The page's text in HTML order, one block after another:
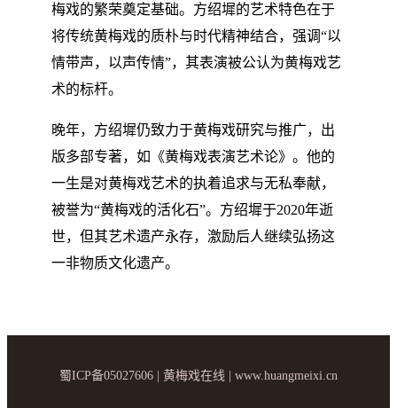
梅戏的繁荣奠定基础。方绍墀的艺术特色在于
将传统黄梅戏的质朴与时代精神结合，强调“以
情带声，以声传情”，其表演被公认为黄梅戏艺
术的标杆。
晚年，方绍墀仍致力于黄梅戏研究与推广，出
版多部专著，如《黄梅戏表演艺术论》。他的
一生是对黄梅戏艺术的执着追求与无私奉献，
被誉为“黄梅戏的活化石”。方绍墀于2020年逝
世，但其艺术遗产永存，激励后人继续弘扬这
一非物质文化遗产。
蜀ICP备05027606 | 黄梅戏在线 | www.huangmeixi.cn